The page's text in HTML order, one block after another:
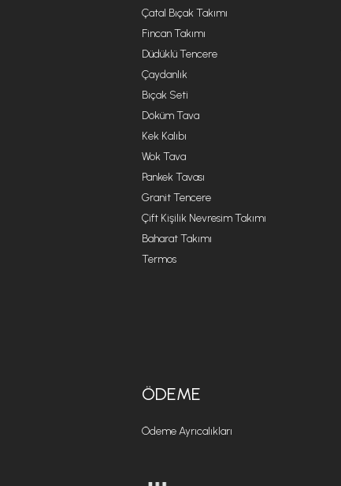
Çatal Bıçak Takımı
Fincan Takımı
Düdüklü Tencere
Çaydanlık
Bıçak Seti
Döküm Tava
Kek Kalıbı
Wok Tava
Pankek Tavası
Granit Tencere
Çift Kişilik Nevresim Takımı
Baharat Takımı
Termos
ÖDEME
Ödeme Ayrıcalıkları